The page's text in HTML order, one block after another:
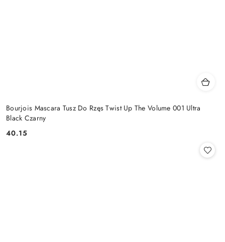
Bourjois Mascara Tusz Do Rzęs Twist Up The Volume 001 Ultra
Black Czarny
Cena:
40.15